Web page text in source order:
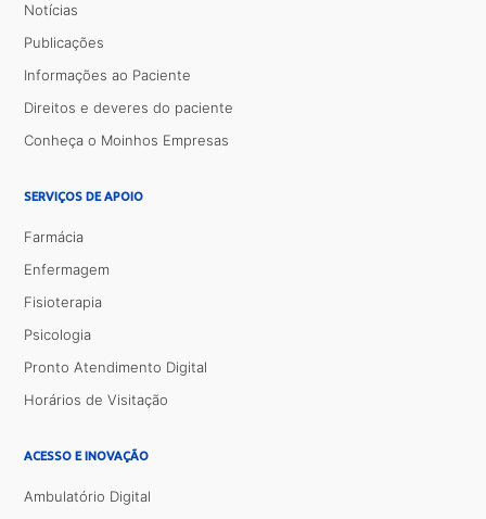
Notícias
Publicações
Informações ao Paciente
Direitos e deveres do paciente
Conheça o Moinhos Empresas
SERVIÇOS DE APOIO
Farmácia
Enfermagem
Fisioterapia
Psicologia
Pronto Atendimento Digital
Horários de Visitação
ACESSO E INOVAÇÃO
Ambulatório Digital